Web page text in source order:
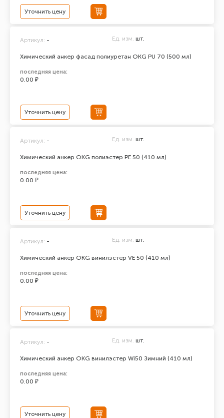
Уточнить цену
Химический анкер фасад полиуретан ОКG PU 70 (500 мл)
Артикул: - Ед. изм. шт.
последняя цена:
0.00 ₽
Уточнить цену
Химический анкер ОКG полиэстер РЕ 50 (410 мл)
Артикул: - Ед. изм. шт.
последняя цена:
0.00 ₽
Уточнить цену
Химический анкер ОКG винилэстер VE 50 (410 мл)
Артикул: - Ед. изм. шт.
последняя цена:
0.00 ₽
Уточнить цену
Химический анкер ОКG винилэстер Wi50 Зимний (410 мл)
Артикул: - Ед. изм. шт.
последняя цена:
0.00 ₽
Уточнить цену